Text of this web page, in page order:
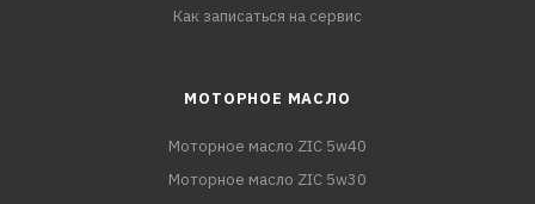
Как записаться на сервис
МОТОРНОЕ МАСЛО
Моторное масло ZIC 5w40
Моторное масло ZIC 5w30